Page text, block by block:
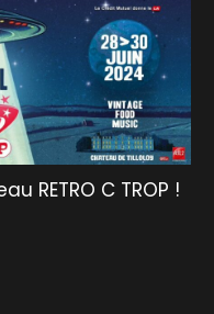
RETRO C TROP !